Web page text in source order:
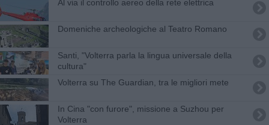
Al via il controllo aereo della rete elettrica
Domeniche archeologiche al Teatro Romano
Santi, "Volterra parla la lingua universale della
cultura"
Volterra su The Guardian, tra le migliori mete
In Cina "con furore", missione a Suzhou per
Volterra